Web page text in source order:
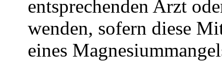
entsprechenden Arzt
wenden, sofern diese
eines